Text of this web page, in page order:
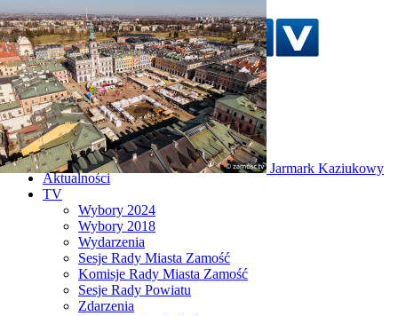
Szukaj w serwisie
Strona główna
Aktualności
TV
Wybory 2024
Wybory 2018
Wydarzenia
Sesje Rady Miasta Zamość
Komisje Rady Miasta Zamość
Sesje Rady Powiatu
Zdarzenia
Zorza polarna nad
Zamościem!